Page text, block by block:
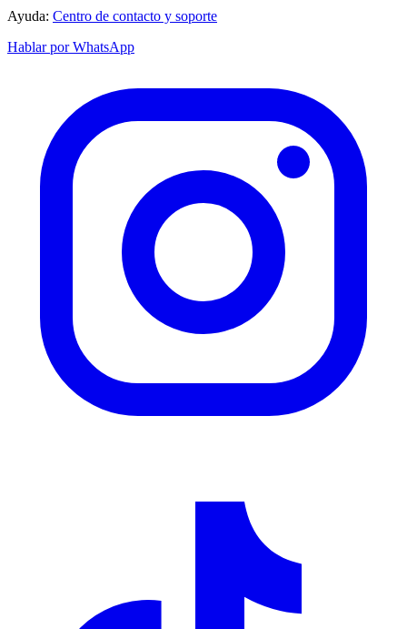
Ayuda: Centro de contacto y soporte
Hablar por WhatsApp